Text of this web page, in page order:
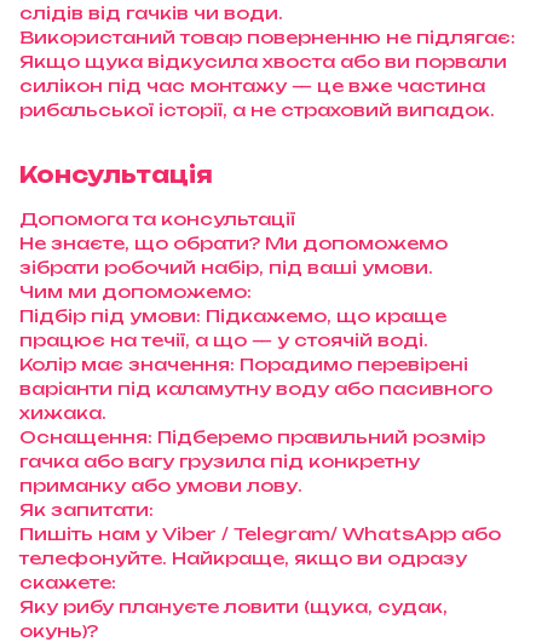
слідів від гачків чи води.
Використаний товар поверненню не підлягає:
Якщо щука відкусила хвоста або ви порвали
силікон під час монтажу — це вже частина
рибальської історії, а не страховий випадок.
Консультація
Допомога та консультації
Не знаєте, що обрати? Ми допоможемо
зібрати робочий набір, під ваші умови.
Чим ми допоможемо:
Підбір під умови: Підкажемо, що краще
працює на течії, а що — у стоячій воді.
Колір має значення: Порадимо перевірені
варіанти під каламутну воду або пасивного
хижака.
Оснащення: Підберемо правильний розмір
гачка або вагу грузила під конкретну
приманку або умови лову.
Як запитати:
Пишіть нам у Viber / Telegram/ WhatsApp або
телефонуйте. Найкраще, якщо ви одразу
скажете:
Яку рибу плануєте ловити (щука, судак,
окунь)?